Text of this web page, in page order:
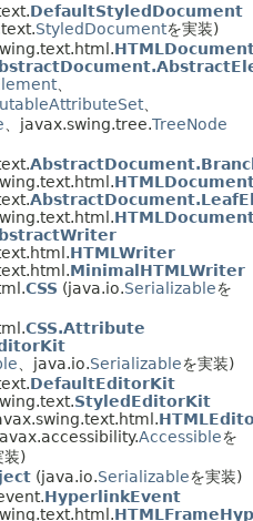
DefaultStyledDocument
StyledDocumentを実装)
、
、
、javax.swing.tree.TreeNode
HTMLWriter
MinimalHTMLWriter
CSS (java.io.Serializableを
CSS.Attribute
、java.io.Serializableを実装)
DefaultEditorKit
StyledEditorKit
Accessibleを
装)
(java.io.Serializableを実装)
HyperlinkEvent